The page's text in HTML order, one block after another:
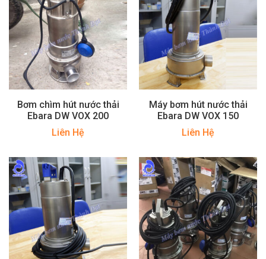
Bơm chìm hút nước thải
Ebara DW VOX 200
Liên Hệ
Máy bơm hút nước thải
Ebara DW VOX 150
Liên Hệ